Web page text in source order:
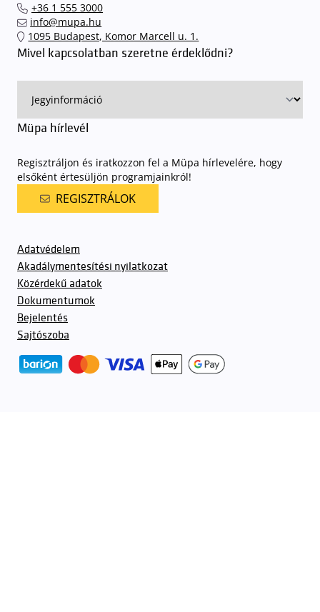
+36 1 555 3000
info@mupa.hu
1095 Budapest, Komor Marcell u. 1.
Mivel kapcsolatban szeretne érdeklődni?
Müpa hírlevél
Regisztráljon és iratkozzon fel a Müpa hírlevelére, hogy
elsőként értesüljön programjainkról!
REGISZTRÁLOK
Adatvédelem
Akadálymentesítési nyilatkozat
Közérdekű adatok
Dokumentumok
Bejelentés
Sajtószoba